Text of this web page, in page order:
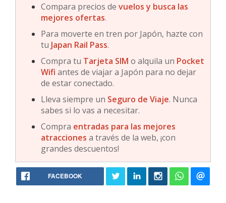
Compara precios de vuelos y busca las
mejores ofertas.
Para moverte en tren por Japón, hazte con
tu Japan Rail Pass.
Compra tu Tarjeta SIM o alquila un Pocket
Wifi antes de viajar a Japón para no dejar
de estar conectado.
Lleva siempre un Seguro de Viaje. Nunca
sabes si lo vas a necesitar.
Compra entradas para las mejores
atracciones a través de la web, ¡con
grandes descuentos!
FACEBOOK